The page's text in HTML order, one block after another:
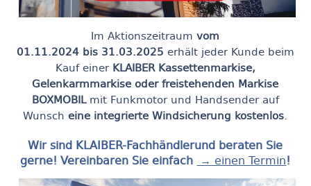
Im Aktionszeitraumvom
01.11.2024 bis 31.03.2025 erhält jeder Kunde beim
Kauf einer KLAIBER Kassettenmarkise,
Gelenkarmmarkise oder freistehenden Markise
BOXMOBILmit Funkmotor und Handsender auf
Wunscheine integrierte Windsicherung kostenlos.
Wir sind KLAIBER-Fachhändlerund beraten Sie
gerne! Vereinbaren Sie einfach → einen Termin!